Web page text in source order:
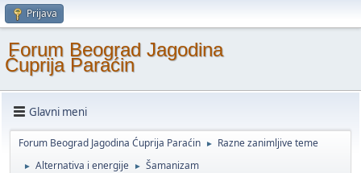
Prijava
Forum Beograd Jagodina
Ćuprija Paraćin
Glavni meni
Forum Beograd Jagodina Ćuprija Paraćin ► Razne zanimljive teme
► Alternativa i energije ► Šamanizam